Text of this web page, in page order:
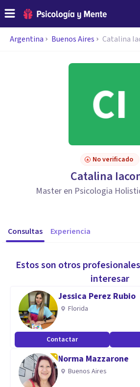
Argentina Buenos Aires Catalina
No verificado
Catalina
Master en Psicologia
Consultas Experiencia
Estos son otros
interesar
Jessica Perez Rubio
Florida
Contactar
Norma Mazzarone
Buenos Aires